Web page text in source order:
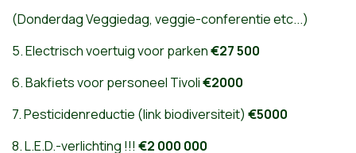
(Donderdag Veggiedag, veggie-conferentie etc...)
5. Electrisch voertuig voor parken€27 500
6. Bakfiets voor personeel Tivoli€2000
7. Pesticidenreductie (link biodiversiteit) €5000
8. L.E.D.-verlichting !!! €2 000 000